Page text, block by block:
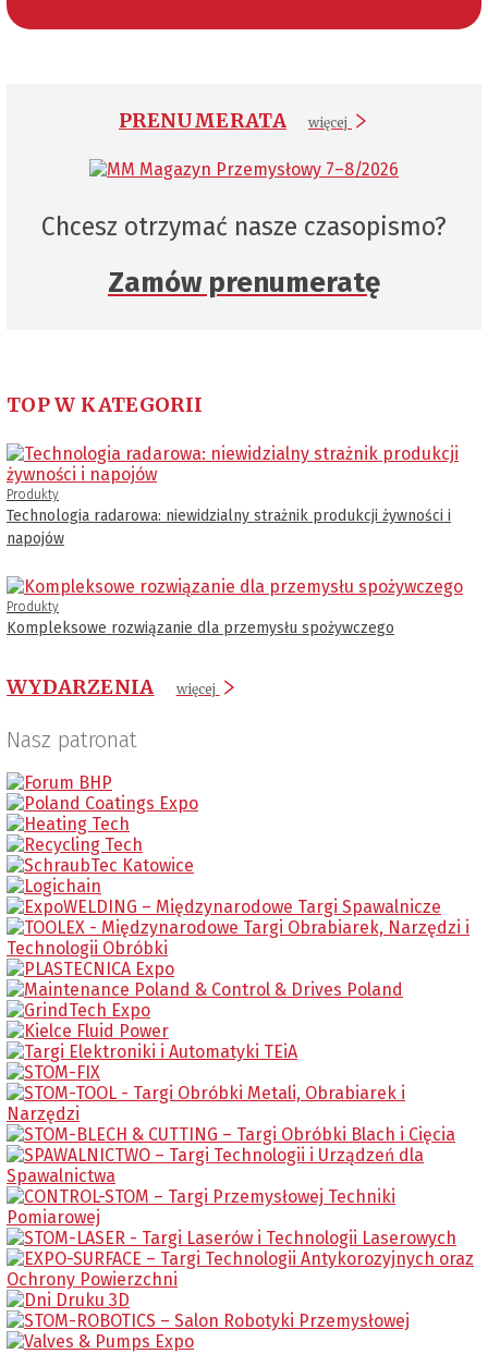
PRENUMERATA więcej
Chcesz otrzymać nasze czasopismo?
Zamów prenumeratę
TOP W KATEGORII
Produkty
Technologia radarowa: niewidzialny strażnik produkcji żywności i
napojów
Produkty
Kompleksowe rozwiązanie dla przemysłu spożywczego
WYDARZENIA więcej
Nasz patronat